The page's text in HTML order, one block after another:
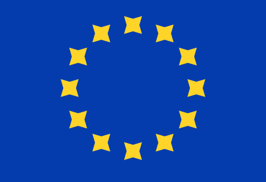
Bank of Africa Kenya kosten van internationale
geldtransfers van KES naar EUR hangen af van
factoren zoals het overboekingsbedrag. Meestal gaan
grotere transfers gepaard met lagere kosten en betere
wisselkoersen. Bekijk de vergelijkingstabel om Bank of
Waarom overboeken met Xe in
plaats van met traditionele banken?